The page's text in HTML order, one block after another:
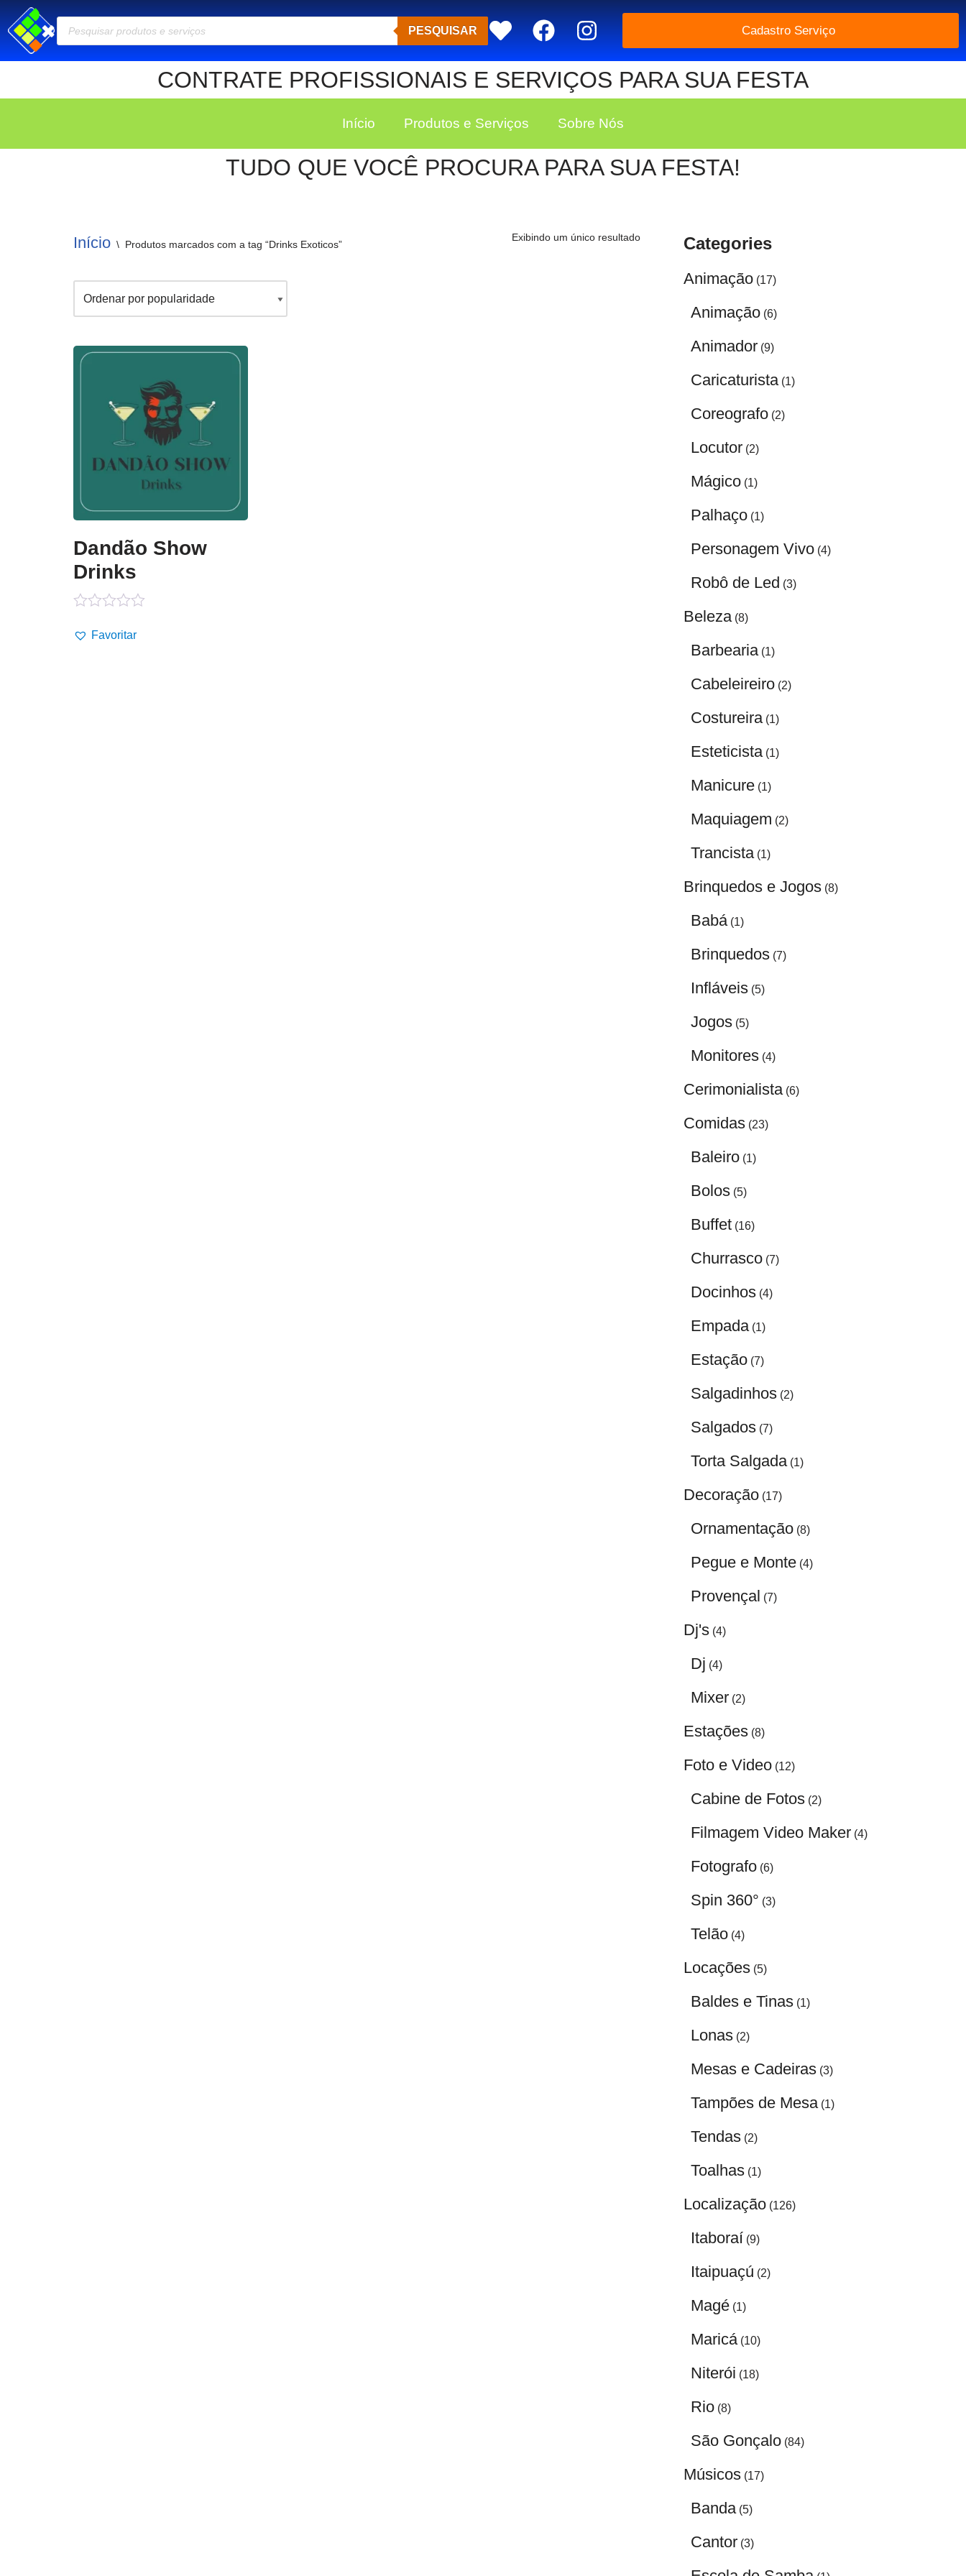
Pular
o
PESQUISAR Cadastro Serviço
CONTRATE PROFISSIONAIS E SERVIÇOS PARA SUA FESTA
Início Produtos e Serviços Sobre Nós
TUDO QUE VOCÊ PROCURA PARA SUA FESTA!
Início \ Produtos marcados com a tag “Drinks Exoticos”
Exibindo um único resultado
Dandão Show
Drinks
0
Favoritar
Categories
Animação (17)
Animação (6)
Animador (9)
Caricaturista (1)
Coreografo (2)
Locutor (2)
Mágico (1)
Palhaço (1)
Personagem Vivo (4)
Robô de Led (3)
Beleza (8)
Barbearia (1)
Cabeleireiro (2)
Costureira (1)
Esteticista (1)
Manicure (1)
Maquiagem (2)
Trancista (1)
Brinquedos e Jogos (8)
Babá (1)
Brinquedos (7)
Infláveis (5)
Jogos (5)
Monitores (4)
Cerimonialista (6)
Comidas (23)
Baleiro (1)
Bolos (5)
Buffet (16)
Churrasco (7)
Docinhos (4)
Empada (1)
Estação (7)
Salgadinhos (2)
Salgados (7)
Torta Salgada (1)
Decoração (17)
Ornamentação (8)
Pegue e Monte (4)
Provençal (7)
Dj's (4)
Dj (4)
Mixer (2)
Estações (8)
Foto e Video (12)
Cabine de Fotos (2)
Filmagem Video Maker (4)
Fotografo (6)
Spin 360° (3)
Telão (4)
Locações (5)
Baldes e Tinas (1)
Lonas (2)
Mesas e Cadeiras (3)
Tampões de Mesa (1)
Tendas (2)
Toalhas (1)
Localização (126)
Itaboraí (9)
Itaipuaçú (2)
Magé (1)
Maricá (10)
Niterói (18)
Rio (8)
São Gonçalo (84)
Músicos (17)
Banda (5)
Cantor (3)